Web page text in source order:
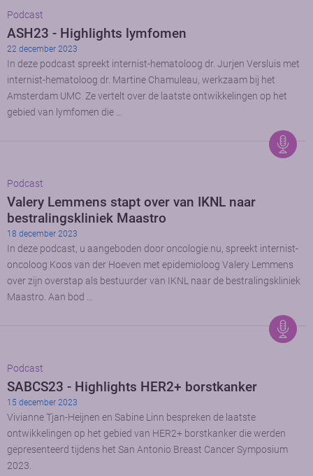
Podcast
ASH23 - Highlights lymfomen
22 december 2023
In deze podcast spreekt internist-hematoloog dr. Jurjen Versluis met
internist-hematoloog dr. Martine Chamuleau, werkzaam bij het
Amsterdam UMC. Ze vertelt over de laatste ontwikkelingen op het
gebied van lymfomen die …
Podcast
Valery Lemmens stapt over van IKNL naar
bestralingskliniek Maastro
18 december 2023
In deze podcast, u aangeboden door oncologie.nu, spreekt internist-
oncoloog Koos van der Hoeven met epidemioloog Valery Lemmens
over zijn overstap als bestuurder van IKNL naar de bestralingskliniek
Maastro. Aan bod …
Podcast
SABCS23 - Highlights HER2+ borstkanker
15 december 2023
Vivianne Tjan-Heijnen en Sabine Linn bespreken de laatste
ontwikkelingen op het gebied van HER2+ borstkanker die werden
gepresenteerd tijdens het San Antonio Breast Cancer Symposium
2023.